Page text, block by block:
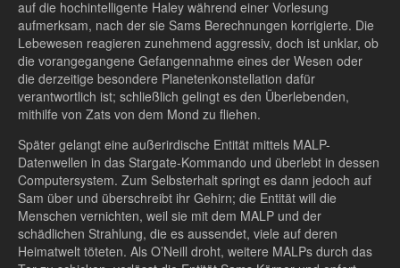
auf die hochintelligente Haley während einer Vorlesung
aufmerksam, nach der sie Sams Berechnungen korrigierte. Die
Lebewesen reagieren zunehmend aggressiv, doch ist unklar, ob
die vorangegangene Gefangennahme eines der Wesen oder
die derzeitige besondere Planetenkonstellation dafür
verantwortlich ist; schließlich gelingt es den Überlebenden,
mithilfe von Zats von dem Mond zu fliehen.
Später gelangt eine außerirdische Entität mittels MALP-
Datenwellen in das Stargate-Kommando und überlebt in dessen
Computersystem. Zum Selbsterhalt springt es dann jedoch auf
Sam über und überschreibt ihr Gehirn; die Entität will die
Menschen vernichten, weil sie mit dem MALP und der
schädlichen Strahlung, die es aussendet, viele auf deren
Heimatwelt töteten. Als O’Neill droht, weitere MALPs durch das